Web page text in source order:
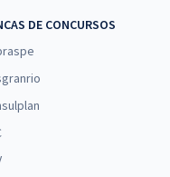
DE CONCURSOS